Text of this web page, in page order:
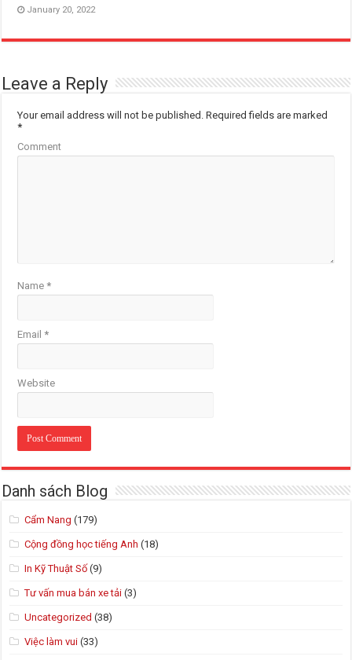
January 20, 2022
Leave a Reply
Your email address will not be published. Required fields are marked
*
Comment
Name*
Email*
Website
Danh sách Blog
Cẩm Nang (179)
Cộng đồng học tiếng Anh (18)
In Kỹ Thuật Số (9)
Tư vấn mua bán xe tải (3)
Uncategorized (38)
Việc làm vui (33)